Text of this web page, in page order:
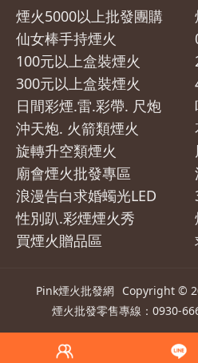
煙火5000以上批發團購
仙女棒手持煙火
100元以上盒裝煙火
300元以上盒裝煙火
日間彩煙.雷.彩帶. 尺炮
沖天炮. 火箭類煙火
旋轉升空類煙火
廟會煙火批發專區
浪漫告白求婚蠋光LED
性別趴.彩煙煙火秀
買煙火贈品區
Pink煙火批發網 Copyright ©
煙火批發零售專線：0930-